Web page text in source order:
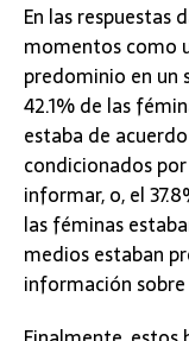
En las respuestas
momentos como
predominio en un
42.1% de las
estaba de
condicionados
informar, o, el
las féminas
medios estaban
información